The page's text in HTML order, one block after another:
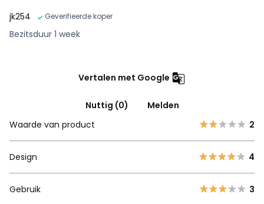
jk254
Geverifieerde koper
Bezitsduur 1 week
Vertalen met Google
Nuttig (0)
Melden
Waarde van product
2
Design 4
Gebruik 3